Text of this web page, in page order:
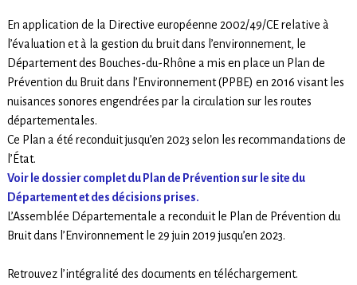
En application de la Directive européenne 2002/49/CE relative à
l’évaluation et à la gestion du bruit dans l’environnement, le
Département des Bouches-du-Rhône a mis en place un Plan de
Prévention du Bruit dans l’Environnement (PPBE) en 2016 visant les
nuisances sonores engendrées par la circulation sur les routes
départementales.
Ce Plan a été reconduit jusqu’en 2023 selon les recommandations de
l’État.
Voir le dossier complet du Plan de Prévention sur le site du
Département et des décisions prises.
L’Assemblée Départementale a reconduit le Plan de Prévention du
Bruit dans l’Environnement le 29 juin 2019 jusqu’en 2023.
Retrouvez l’intégralité des documents en téléchargement.